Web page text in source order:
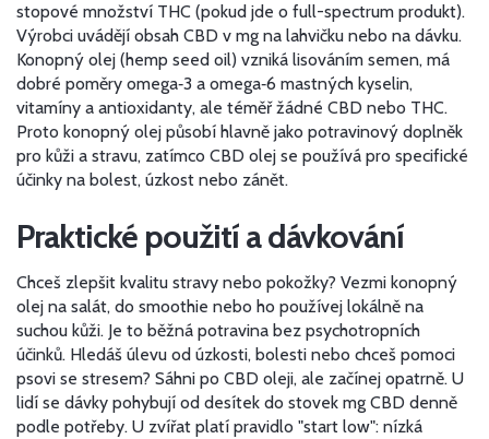
stopové množství THC (pokud jde o full-spectrum produkt).
Výrobci uvádějí obsah CBD v mg na lahvičku nebo na dávku.
Konopný olej (hemp seed oil) vzniká lisováním semen, má
dobré poměry omega‑3 a omega‑6 mastných kyselin,
vitamíny a antioxidanty, ale téměř žádné CBD nebo THC.
Proto konopný olej působí hlavně jako potravinový doplněk
pro kůži a stravu, zatímco CBD olej se používá pro specifické
účinky na bolest, úzkost nebo zánět.
Praktické použití a dávkování
Chceš zlepšit kvalitu stravy nebo pokožky? Vezmi konopný
olej na salát, do smoothie nebo ho používej lokálně na
suchou kůži. Je to běžná potravina bez psychotropních
účinků. Hledáš úlevu od úzkosti, bolesti nebo chceš pomoci
psovi se stresem? Sáhni po CBD oleji, ale začínej opatrně. U
lidí se dávky pohybují od desítek do stovek mg CBD denně
podle potřeby. U zvířat platí pravidlo "start low": nízká